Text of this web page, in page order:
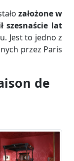
założone w
szesnaście lat
Jest to jedno z
przez Paris
de